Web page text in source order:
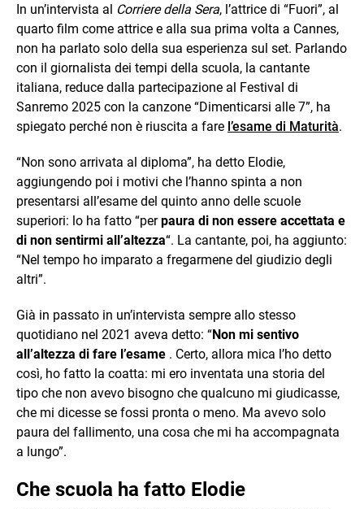
In un’intervista al Corriere della Sera, l’attrice di “Fuori”, al
quarto film come attrice e alla sua prima volta a Cannes,
non ha parlato solo della sua esperienza sul set. Parlando
con il giornalista dei tempi della scuola, la cantante
italiana, reduce dalla partecipazione al Festival di
Sanremo 2025 con la canzone “Dimenticarsi alle 7”, ha
spiegato perché non è riuscita a fare l’esame di Maturità.
“Non sono arrivata al diploma”, ha detto Elodie,
aggiungendo poi i motivi che l’hanno spinta a non
presentarsi all’esame del quinto anno delle scuole
superiori: lo ha fatto “perpaura di non essere accettata e
di non sentirmi all’altezza“. La cantante, poi, ha aggiunto:
“Nel tempo ho imparato a fregarmene del giudizio degli
altri”.
Già in passato in un’intervista sempre allo stesso
quotidiano nel 2021 aveva detto: “Non mi sentivo
all’altezza di fare l’esame . Certo, allora mica l’ho detto
così, ho fatto la coatta: mi ero inventata una storia del
tipo che non avevo bisogno che qualcuno mi giudicasse,
che mi dicesse se fossi pronta o meno. Ma avevo solo
paura del fallimento, una cosa che mi ha accompagnata
a lungo”.
Che scuola ha fatto Elodie